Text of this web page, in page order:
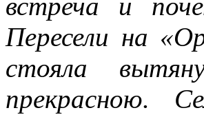
Пересели на
стояла
прекрасною.